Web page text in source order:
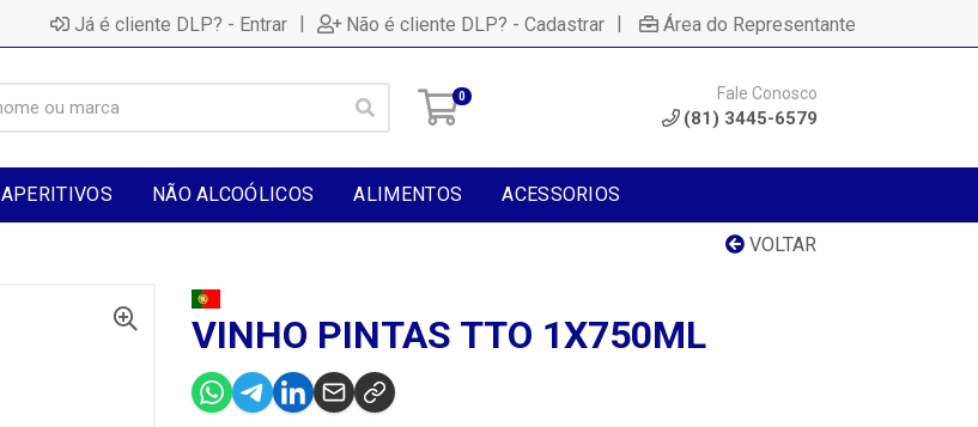
Já é cliente DLP? - Entrar | Não é cliente DLP? - Cadastrar | Área do Representante
0 Fale Conosco
(81) 3445-6579
APERITIVOS NÃO ALCOÓLICOS ALIMENTOS ACESSORIOS
VOLTAR
VINHO PINTAS TTO 1X750ML